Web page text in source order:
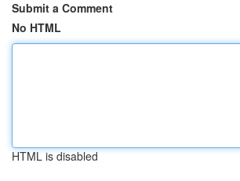
Submit a Comment
No HTML
HTML is disabled